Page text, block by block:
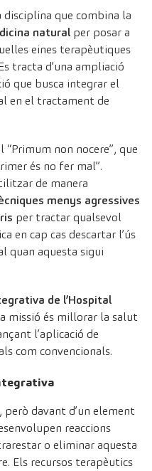
disciplina que combina la
natural per posar a
eines terapèutiques
tracta d’una ampliació
que busca integrar el
en el tractament de
non nocere”, que
és no fer mal”.
de manera
menys agressives
per tractar qualsevol
en cap cas descartar l’ús
quan aquesta sigui
de l’Hospital
missió és millorar la salut
l’aplicació de
com convencionals.
davant d’un element
reaccions
o eliminar aquesta
Els recursos terapèutics